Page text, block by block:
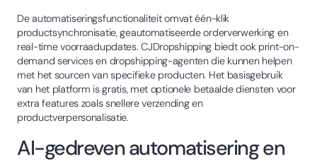
De automatiseringsfunctionaliteit omvat één-klik
productsynchronisatie, geautomatiseerde orderverwerking en
real-time voorraadupdates. CJDropshipping biedt ook print-on-
demand services en dropshipping-agenten die kunnen helpen
met het sourcen van specifieke producten. Het basisgebruik
van het platform is gratis, met optionele betaalde diensten voor
extra features zoals snellere verzending en
productverpersonalisatie.
AI-gedreven automatisering en